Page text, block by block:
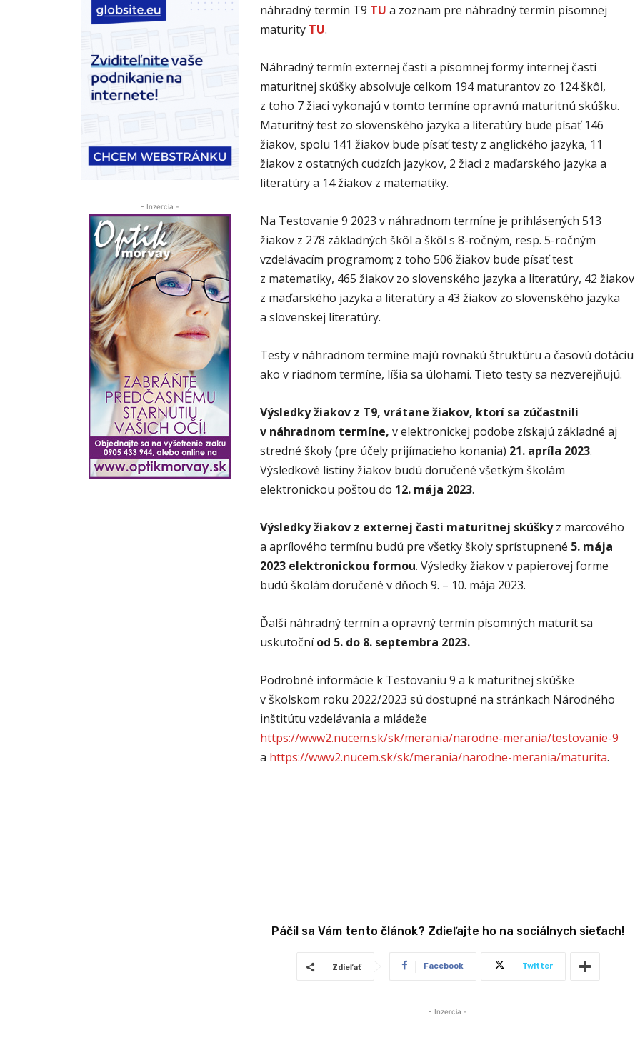
- Inzercia -
náhradný termín T9 TU a zoznam pre náhradný termín písomnej
maturity TU.
Náhradný termín externej časti a písomnej formy internej časti
maturitnej skúšky absolvuje celkom 194 maturantov zo 124 škôl,
z toho 7 žiaci vykonajú v tomto termíne opravnú maturitnú skúšku.
Maturitný test zo slovenského jazyka a literatúry bude písať 146
žiakov, spolu 141 žiakov bude písať testy z anglického jazyka, 11
žiakov z ostatných cudzích jazykov, 2 žiaci z maďarského jazyka a
literatúry a 14 žiakov z matematiky.
Na Testovanie 9 2023 v náhradnom termíne je prihlásených 513
žiakov z 278 základných škôl a škôl s 8-ročným, resp. 5-ročným
vzdelávacím programom; z toho 506 žiakov bude písať test
z matematiky, 465 žiakov zo slovenského jazyka a literatúry, 42 žiakov
z maďarského jazyka a literatúry a 43 žiakov zo slovenského jazyka
a slovenskej literatúry.
Testy v náhradnom termíne majú rovnakú štruktúru a časovú dotáciu
ako v riadnom termíne, líšia sa úlohami. Tieto testy sa nezverejňujú.
Výsledky žiakov z T9, vrátane žiakov, ktorí sa zúčastnili
v náhradnom termíne, v elektronickej podobe získajú základné aj
stredné školy (pre účely prijímacieho konania) 21. apríla 2023.
Výsledkové listiny žiakov budú doručené všetkým školám
elektronickou poštou do 12. mája 2023.
Výsledky žiakov z externej časti maturitnej skúškyz marcového
a aprílového termínu budú pre všetky školy sprístupnené 5. mája
2023 elektronickou formou. Výsledky žiakov v papierovej forme
budú školám doručené v dňoch 9. – 10. mája 2023.
Ďalší náhradný termín a opravný termín písomných maturít sa
uskutočníod 5. do 8. septembra 2023.
Podrobné informácie k Testovaniu 9 a k maturitnej skúške
v školskom roku 2022/2023 sú dostupné na stránkach Národného
inštitútu vzdelávania a mládeže
https://www2.nucem.sk/sk/merania/narodne-merania/testovanie-9
a https://www2.nucem.sk/sk/merania/narodne-merania/maturita.
Páčil sa Vám tento článok? Zdieľajte ho na sociálnych sieťach!
Zdieľať Facebook Twitter
- Inzercia -